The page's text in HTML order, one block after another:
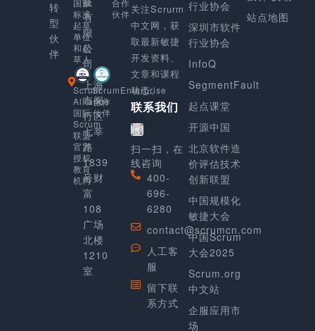
转
型
伙
伴
有
限
公
司
上海
市闵
行区
七莘
路
1839
号财
富
108
广场
北楼
1210
室
国家
标准
起草
单位
和起
草人
合作
伙伴
Scrum
Alliance
国际
Scrum
联盟
官方
授权
教育
机构
ScrumEnterprise
合作
伙伴
关注Scrurm
中文网，获
取最新敏捷
开发资料、
文章和课程
动态。
联系我们
扫一扫，在
线咨询
400-
696-
6280
contact@scrumcn.com
人工客
服
留下联
系方式
行业协会
深圳市软件
行业协会
InfoQ
SegmentFault
起点课堂
开源中国
北京软件造
价评估技术
创新联盟
中国规模化
敏捷大会
中国Scrum
大会2025
Scrum.org
中文站
企服应用市
场
站点地图